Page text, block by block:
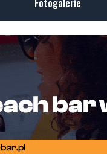
Fotogalerie